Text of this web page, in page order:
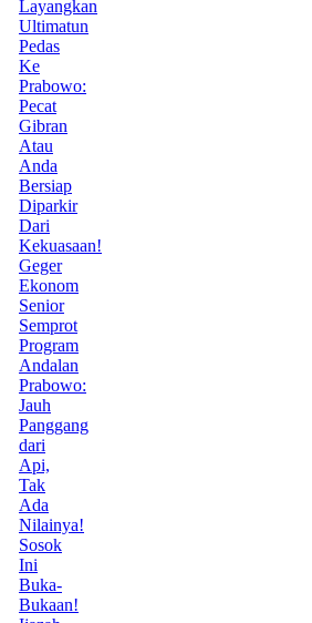
Layangkan
Ultimatun
Pedas
Ke
Prabowo:
Pecat
Gibran
Atau
Anda
Bersiap
Diparkir
Dari
Kekuasaan!
Geger
Ekonom
Senior
Semprot
Program
Andalan
Prabowo:
Jauh
Panggang
dari
Api,
Tak
Ada
Nilainya!
Sosok
Ini
Buka-
Bukaan!